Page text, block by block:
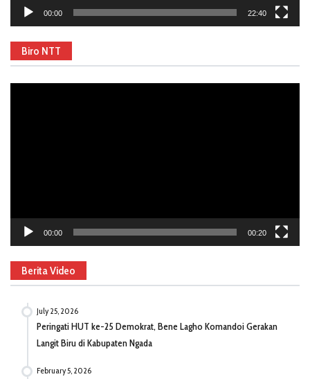
00:00 22:40
Biro NTT
00:00 00:20
Berita Video
July 25, 2026
Peringati HUT ke-25 Demokrat, Bene Lagho Komandoi Gerakan
Langit Biru di Kabupaten Ngada
February 5, 2026